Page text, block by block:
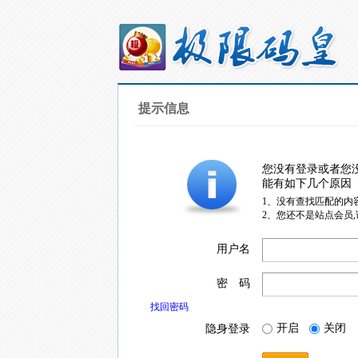
提示信息
您没有登录或者您
能有如下几个原因
1、没有查找匹配的内
2、您还不是站点会员
用户名
密 码
找回密码
隐身登录 开启 关闭